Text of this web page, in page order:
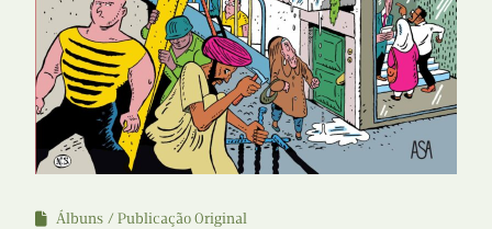
Álbuns
Publicação Original